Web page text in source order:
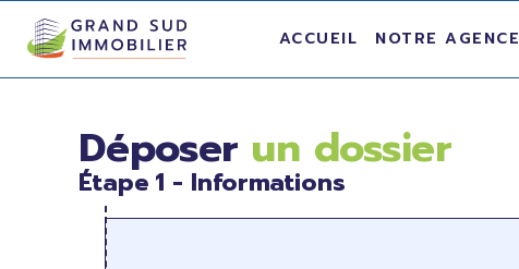
ACCUEIL NOTRE AGENCE
Déposer un dossier
Étape 1 - Informations